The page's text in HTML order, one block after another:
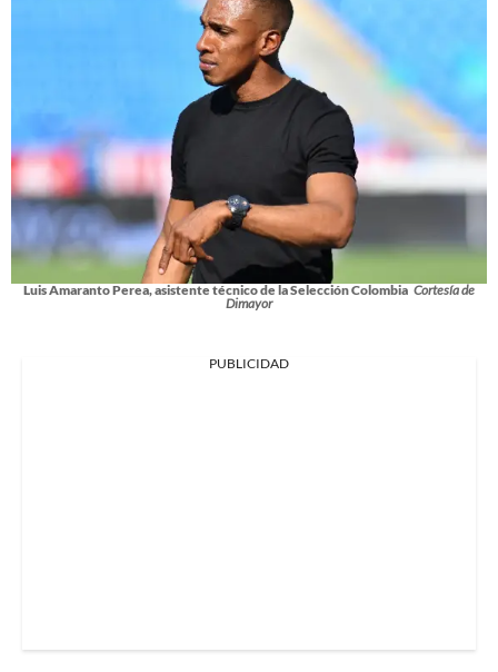
Luis Amaranto Perea, asistente técnico de la Selección Colombia Cortesía de
Dimayor
PUBLICIDAD